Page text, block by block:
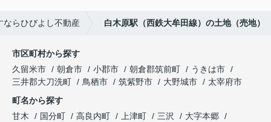
ならひびよし不動産 白木原駅（西鉄大牟田線）の土地（売地）
市区町村から探す
久留米市
朝倉市 小郡市 朝倉郡筑前町
うきは市
三井郡大刀洗町
鳥栖市 筑紫野市 大野城市
太宰府市
町名から探す
甘木
国分町 高良内町 上津町 三沢
大字本郷